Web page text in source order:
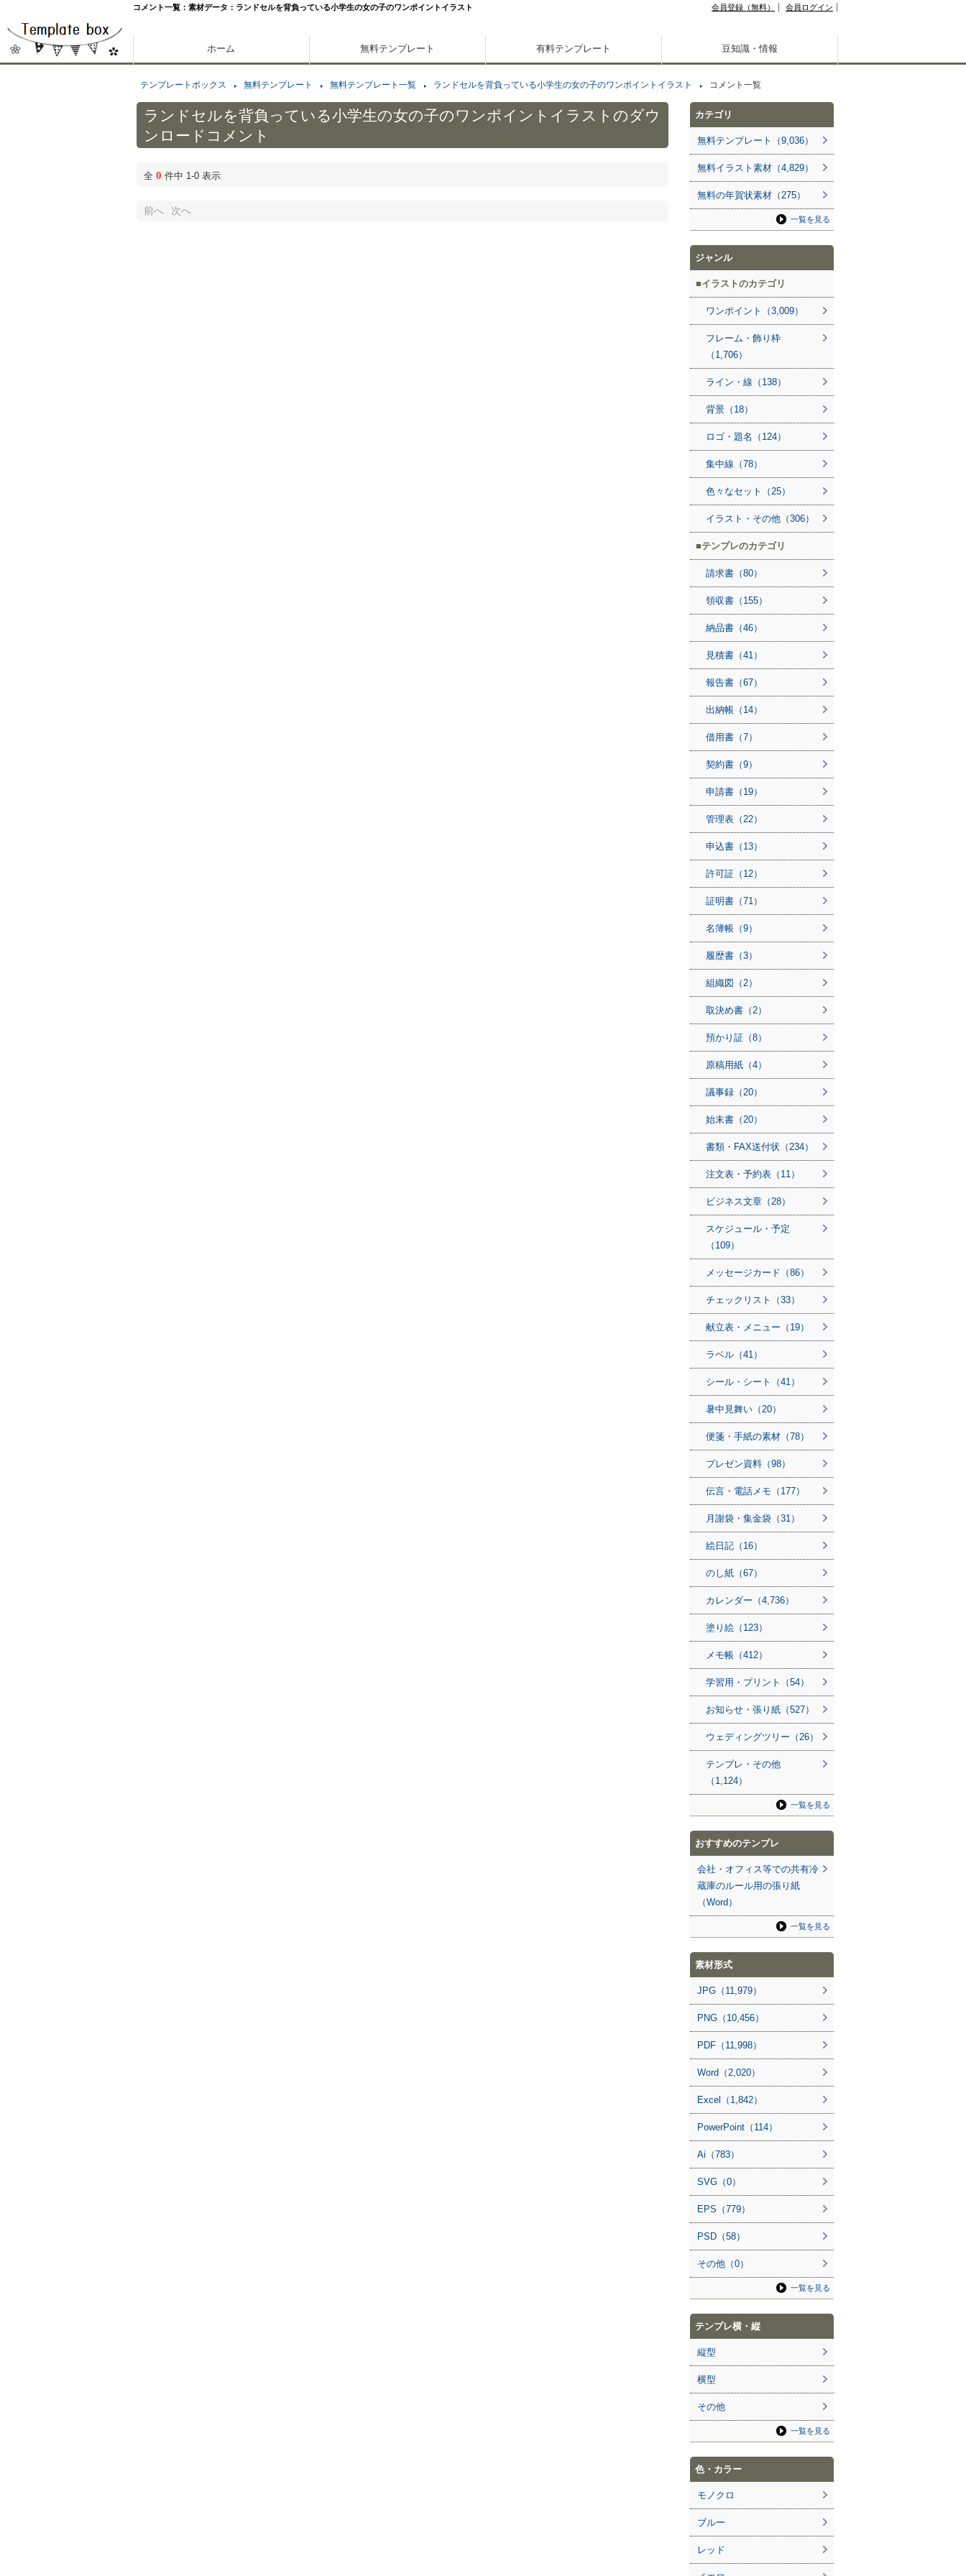
コメント一覧：素材データ：ランドセルを背負っている小学生の女の子のワンポイントイラスト 会員登録（無料） 会員ログイン
ホーム 無料テンプレート 有料テンプレート 豆知識・情報
テンプレートボックス 無料テンプレート 無料テンプレート一覧 ランドセルを背負っている小学生の女の子のワンポイントイラスト コメント一覧
ランドセルを背負っている小学生の女の子のワンポイントイラストのダウ
ンロードコメント
全 0 件中 1-0 表示
前へ 次へ
カテゴリ
無料テンプレート（9,036）
無料イラスト素材（4,829）
無料の年賀状素材（275）
一覧を見る
ジャンル
イラストのカテゴリ
ワンポイント（3,009）
フレーム・飾り枠
（1,706）
ライン・線（138）
背景（18）
ロゴ・題名（124）
集中線（78）
色々なセット（25）
イラスト・その他（306）
テンプレのカテゴリ
請求書（80）
領収書（155）
納品書（46）
見積書（41）
報告書（67）
出納帳（14）
借用書（7）
契約書（9）
申請書（19）
管理表（22）
申込書（13）
許可証（12）
証明書（71）
名簿帳（9）
履歴書（3）
組織図（2）
取決め書（2）
預かり証（8）
原稿用紙（4）
議事録（20）
始末書（20）
書類・FAX送付状（234）
注文表・予約表（11）
ビジネス文章（28）
スケジュール・予定
（109）
メッセージカード（86）
チェックリスト（33）
献立表・メニュー（19）
ラベル（41）
シール・シート（41）
暑中見舞い（20）
便箋・手紙の素材（78）
プレゼン資料（98）
伝言・電話メモ（177）
月謝袋・集金袋（31）
絵日記（16）
のし紙（67）
カレンダー（4,736）
塗り絵（123）
メモ帳（412）
学習用・プリント（54）
お知らせ・張り紙（527）
ウェディングツリー（26）
テンプレ・その他
（1,124）
一覧を見る
おすすめのテンプレ
会社・オフィス等での共有冷
蔵庫のルール用の張り紙
（Word）
一覧を見る
素材形式
JPG（11,979）
PNG（10,456）
PDF（11,998）
Word（2,020）
Excel（1,842）
PowerPoint（114）
Ai（783）
SVG（0）
EPS（779）
PSD（58）
その他（0）
一覧を見る
テンプレ横・縦
縦型
横型
その他
一覧を見る
色・カラー
モノクロ
ブルー
レッド